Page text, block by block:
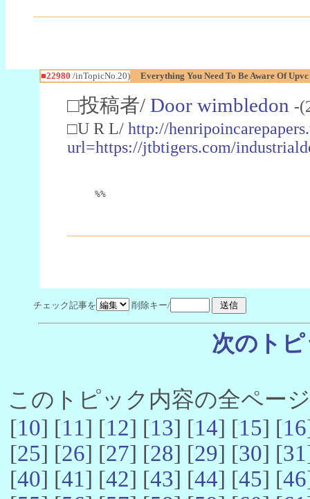
■22980 /inTopicNo.20) Everything You Need To Be Aware Of
□投稿者/ Door wimbledon -
□U R L/ http://
url=https://jtbtigers.com/
%%
チェック記事を 削除キー/
次のト
このトピック内容の全ペー
[10] [11] [12] [13] [14] [15] [16
[25] [26] [27] [28] [29] [30] [31
[40] [41] [42] [43] [44] [45] [46